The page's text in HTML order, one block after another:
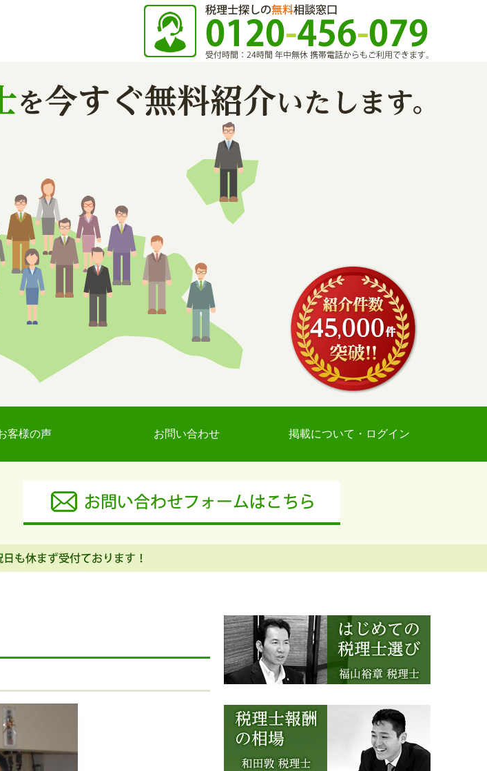
客様の声 お問い合わせ 掲載について・ログイン